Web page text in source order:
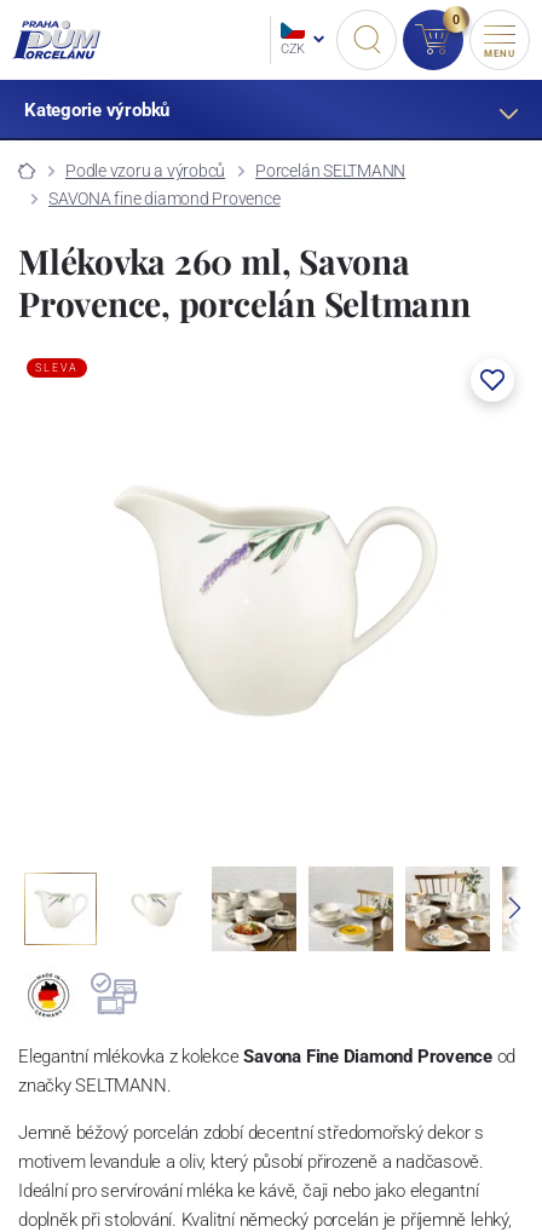
CZK
0
MENU
Kategorie výrobků
Podle vzoru a výrobců
Porcelán SELTMANN
SAVONA fine diamond Provence
Mlékovka 260 ml, Savona
Provence, porcelán Seltmann
SLEVA
Elegantní mlékovka z kolekceSavona Fine Diamond Provenceod
značky SELTMANN.
Jemně béžový porcelán zdobí decentní středomořský dekor s
motivem levandule a oliv, který působí přirozeně a nadčasově.
Ideální pro servírování mléka ke kávě, čaji nebo jako elegantní
doplněk při stolování. Kvalitní německý porcelán je příjemně lehký,